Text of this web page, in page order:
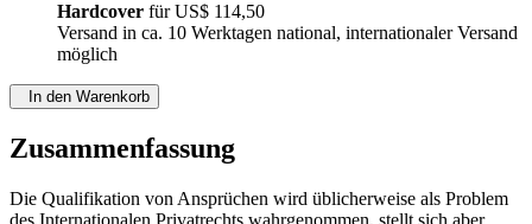
Hardcover fürUS$ 114,50
Versand in ca. 10 Werktagen national, internationaler Versand
möglich
In den Warenkorb
Zusammenfassung
Die Qualifikation von Ansprüchen wird üblicherweise als Problem